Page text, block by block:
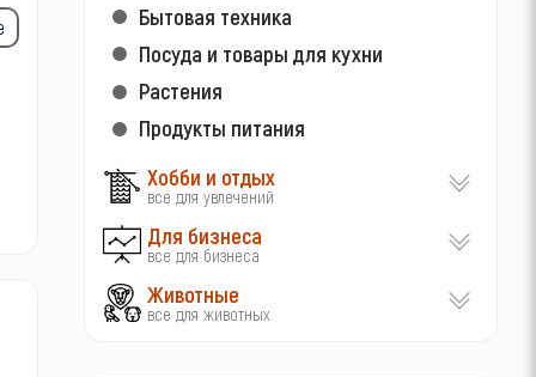
Бытовая техника
Посуда и товары для кухни
Растения
Продукты питания
Хобби и отдых
все для увлечений
Для бизнеса
все для бизнеса
Животные
все для животных